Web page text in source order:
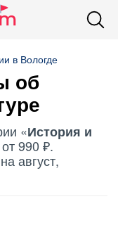
в Вологде
об
«История и
990 ₽.
август,